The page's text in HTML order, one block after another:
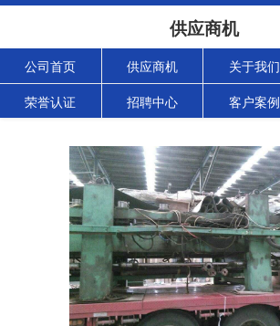
供应商机
公司首页 供应商机 关于我们
荣誉认证 招聘中心 客户案例